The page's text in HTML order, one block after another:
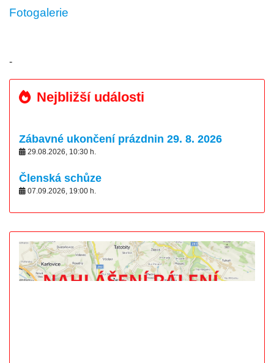
Fotogalerie
-
Nejbližší události
Zábavné ukončení prázdnin 29. 8. 2026
29.08.2026, 10:30 h.
Členská schůze
07.09.2026, 19:00 h.